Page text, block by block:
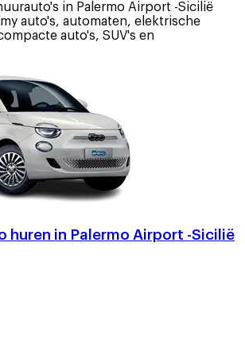
in Palermo Airport -Sicilië
auto's, automaten, elektrische
auto's, SUV's en
huren in Palermo Airport -Sicilië